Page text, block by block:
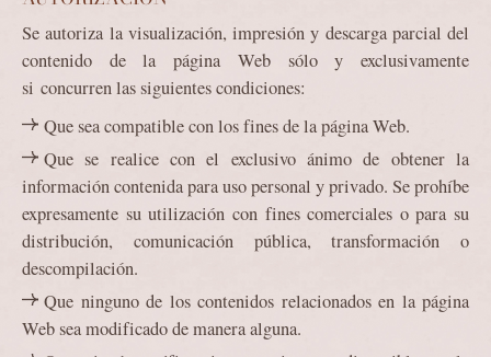
Se autoriza la visualización, impresión y descarga parcial del
contenido de la página Web sólo y exclusivamente
si concurren las siguientes condiciones:
Que sea compatible con los fines de la página Web.
Que se realice con el exclusivo ánimo de obtener la
información contenida para uso personal y privado. Se prohíbe
expresamente su utilización con fines comerciales o para su
distribución, comunicación pública, transformación o
descompilación.
Que ninguno de los contenidos relacionados en la página
Web sea modificado de manera alguna.